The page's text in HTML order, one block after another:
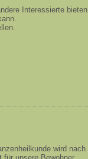
Interessierte bieten
wird nach